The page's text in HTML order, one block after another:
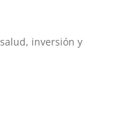
inversión y